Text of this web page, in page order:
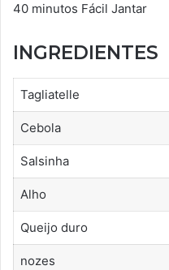
40 minutos Fácil Jantar
INGREDIENTES
Tagliatelle
Cebola
Salsinha
Alho
Queijo duro
nozes